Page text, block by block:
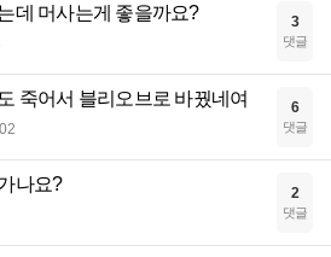
데 머사는게 좋을까요? 3
댓글
죽어서 블리오브로 바꿨네여 6
댓글
나요? 2
댓글